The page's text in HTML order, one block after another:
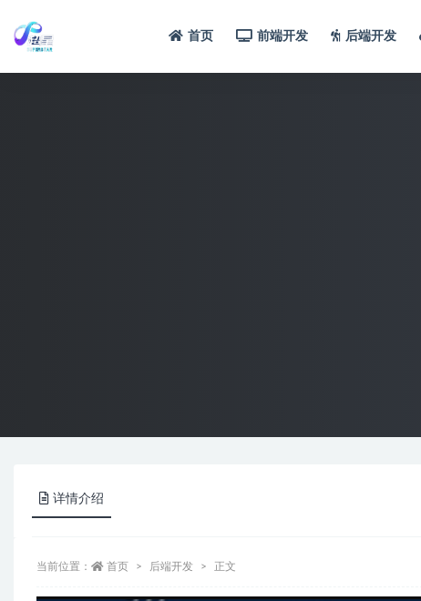
首页 前端开发 后端开发
详情介绍
当前位置： 首页 后端开发 正文